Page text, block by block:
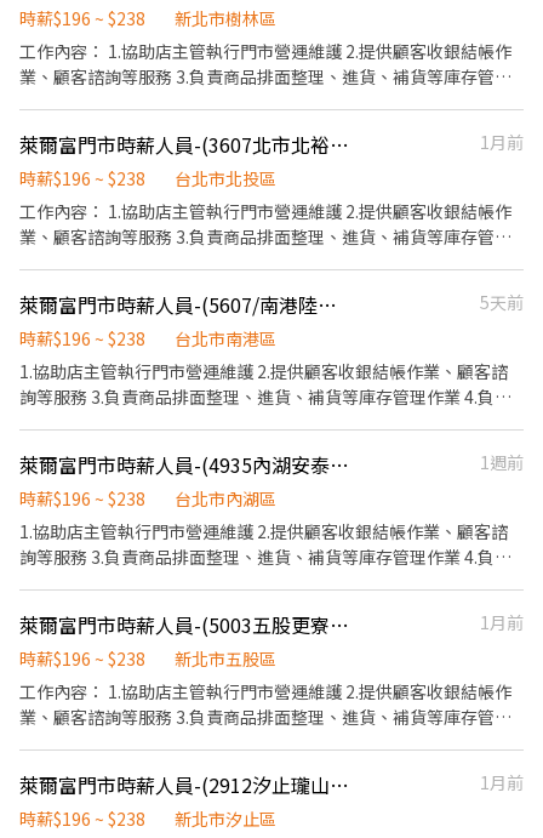
時薪$196 ~ $238
新北市樹林區
工作內容： 1.協助店主管執行門市營運維護 2.提供顧客收銀結帳作
業、顧客諮詢等服務 3.負責商品排面整理、進貨、補貨等庫存管理
萊爾富門市時薪人員-(3607北市北裕店)
1月前
時薪$196 ~ $238
台北市北投區
工作內容： 1.協助店主管執行門市營運維護 2.提供顧客收銀結帳作
業、顧客諮詢等服務 3.負責商品排面整理、進貨、補貨等庫存管理
萊爾富門市時薪人員-(5607/南港陸勤店）
5天前
時薪$196 ~ $238
台北市南港區
1.協助店主管執行門市營運維護 2.提供顧客收銀結帳作業、顧客諮
詢等服務 3.負責商品排面整理、進貨、補貨等庫存管理作業 4.負責
萊爾富門市時薪人員-(4935內湖安泰店)
1週前
時薪$196 ~ $238
台北市內湖區
1.協助店主管執行門市營運維護 2.提供顧客收銀結帳作業、顧客諮
詢等服務 3.負責商品排面整理、進貨、補貨等庫存管理作業 4.負責
萊爾富門市時薪人員-(5003五股更寮店)
1月前
時薪$196 ~ $238
新北市五股區
工作內容： 1.協助店主管執行門市營運維護 2.提供顧客收銀結帳作
業、顧客諮詢等服務 3.負責商品排面整理、進貨、補貨等庫存管理
萊爾富門市時薪人員-(2912汐止瓏山林)
1月前
時薪$196 ~ $238
新北市汐止區